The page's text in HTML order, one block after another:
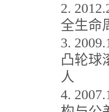
2.
全生命
3.
凸轮球
人
4.